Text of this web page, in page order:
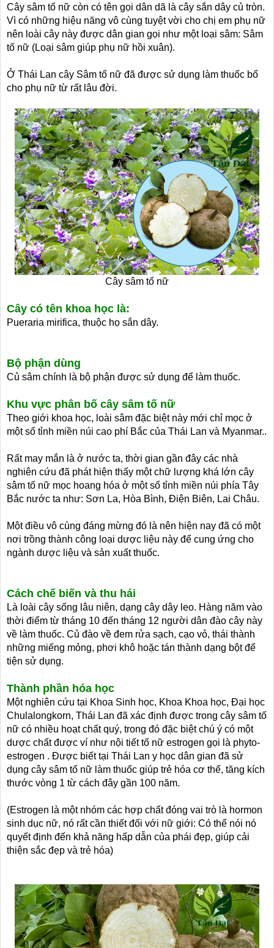
Cây sâm tố nữ còn có tên gọi dân dã là cây sắn dây củ tròn.
Vì có những hiệu năng vô cùng tuyệt vời cho chị em phụ nữ
nên loài cây này được dân gian gọi như một loại sâm: Sâm
tố nữ (Loại sâm giúp phụ nữ hồi xuân).
Ở Thái Lan cây Sâm tố nữ đã được sử dụng làm thuốc bổ
cho phụ nữ từ rất lâu đời.
Cây sâm tố nữ
Cây có tên khoa học là:
Pueraria mirifica, thuộc họ sắn dây.
Bộ phận dùng
Củ sâm chính là bộ phận được sử dụng để làm thuốc.
Khu vực phân bố cây sâm tố nữ
Theo giới khoa học, loài sâm đặc biệt này mới chỉ mọc ở
một số tỉnh miền núi cao phí Bắc của Thái Lan và Myanmar..
Rất may mắn là ở nước ta, thời gian gần đây các nhà
nghiên cứu đã phát hiện thấy một chữ lượng khá lớn cây
sâm tố nữ mọc hoang hóa ở một số tỉnh miền núi phía Tây
Bắc nước ta như: Sơn La, Hòa Bình, Điện Biên, Lai Châu.
Một điều vô cùng đáng mừng đó là nên hiện nay đã có một
nơi trồng thành công loại dược liệu này để cung ứng cho
ngành dược liệu và sản xuất thuốc.
Cách chế biến và thu hái
Là loài cây sống lâu niên, dạng cây dây leo. Hàng năm vào
thời điểm từ tháng 10 đến tháng 12 người dân đào cây này
về làm thuốc. Củ đào về đem rửa sạch, cạo vỏ, thái thành
những miếng mỏng, phơi khô hoặc tán thành dạng bột để
tiện sử dụng.
Thành phần hóa học
Một nghiên cứu tại Khoa Sinh học, Khoa Khoa học, Đại học
Chulalongkorn, Thái Lan đã xác định được trong cây sâm tố
nữ có nhiều hoạt chất quý, trong đó đặc biệt chú ý có một
dược chất được ví như nội tiết tố nữ estrogen gọi là phyto-
estrogen . Được biết tại Thái Lan y học dân gian đã sử
dụng cây sâm tố nữ làm thuốc giúp trẻ hóa cơ thể, tăng kích
thước vòng 1 từ cách đây gần 100 năm.
(Estrogen là một nhóm các hợp chất đóng vai trò là hormon
sinh dục nữ, nó rất cần thiết đối với nữ giới: Có thể nói nó
quyết định đến khả năng hấp dẫn của phái đẹp, giúp cải
thiện sắc đẹp và trẻ hóa)